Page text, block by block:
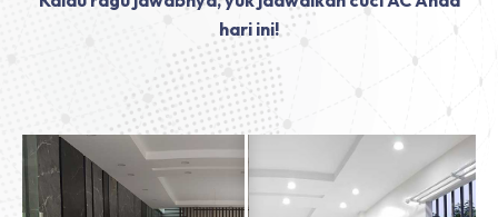
hari ini!